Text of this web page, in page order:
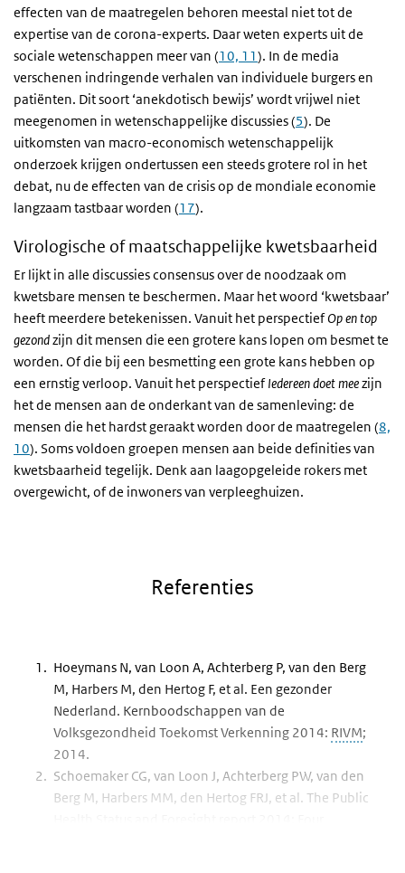
effecten van de maatregelen behoren meestal niet tot de
expertise van de corona-experts. Daar weten experts uit de
sociale wetenschappen meer van (10, 11). In de media
verschenen indringende verhalen van individuele burgers en
patiënten. Dit soort ‘anekdotisch bewijs’ wordt vrijwel niet
meegenomen in wetenschappelijke discussies (5). De
uitkomsten van macro-economisch wetenschappelijk
onderzoek krijgen ondertussen een steeds grotere rol in het
debat, nu de effecten van de crisis op de mondiale economie
langzaam tastbaar worden (17).
Virologische of maatschappelijke kwetsbaarheid
Er lijkt in alle discussies consensus over de noodzaak om
kwetsbare mensen te beschermen. Maar het woord ‘kwetsbaar’
heeft meerdere betekenissen. Vanuit het perspectiefOp en top
gezondzijn dit mensen die een grotere kans lopen om besmet te
worden. Of die bij een besmetting een grote kans hebben op
een ernstig verloop. Vanuit het perspectiefIedereen doet meezijn
het de mensen aan de onderkant van de samenleving: de
mensen die het hardst geraakt worden door de maatregelen (8,
10). Soms voldoen groepen mensen aan beide definities van
kwetsbaarheid tegelijk. Denk aan laagopgeleide rokers met
overgewicht, of de inwoners van verpleeghuizen.
Referenties
Hoeymans N, van Loon A, Achterberg P, van den Berg
M, Harbers M, den Hertog F, et al. Een gezonder
Nederland. Kernboodschappen van de
Volksgezondheid Toekomst Verkenning 2014: RIVM;
2014.
Schoemaker CG, van Loon J, Achterberg PW, van den
Berg M, Harbers MM, den Hertog FRJ, et al. The Public